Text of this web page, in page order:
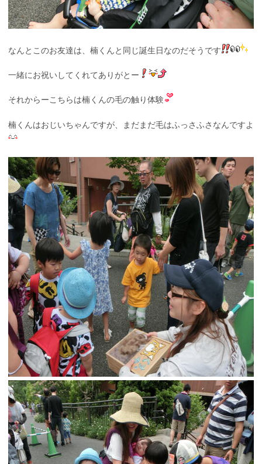
なんとこのお友達は、楠くんと同じ誕生日なのだそうです
一緒にお祝いしてくれてありがとー
それからーこちらは楠くんの毛の触り体験
楠くんはおじいちゃんですが、まだまだ毛はふっさふさなんですよ